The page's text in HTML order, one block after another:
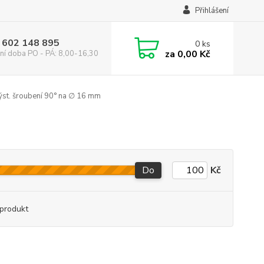
Přihlášení
148 895
doba PO - PÁ: 8,00-16,30
0ks
za 0,00 Kč
šroubení 90° na ∅ 16 mm
Do Kč